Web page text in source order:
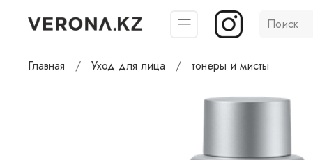
Главная Уход для лица тонеры и мисты